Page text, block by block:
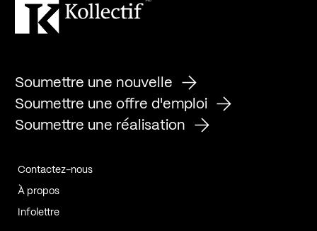
Soumettre une nouvelle
Soumettre une offre d'emploi
Soumettre une réalisation
Contactez-nous
À propos
Infolettre